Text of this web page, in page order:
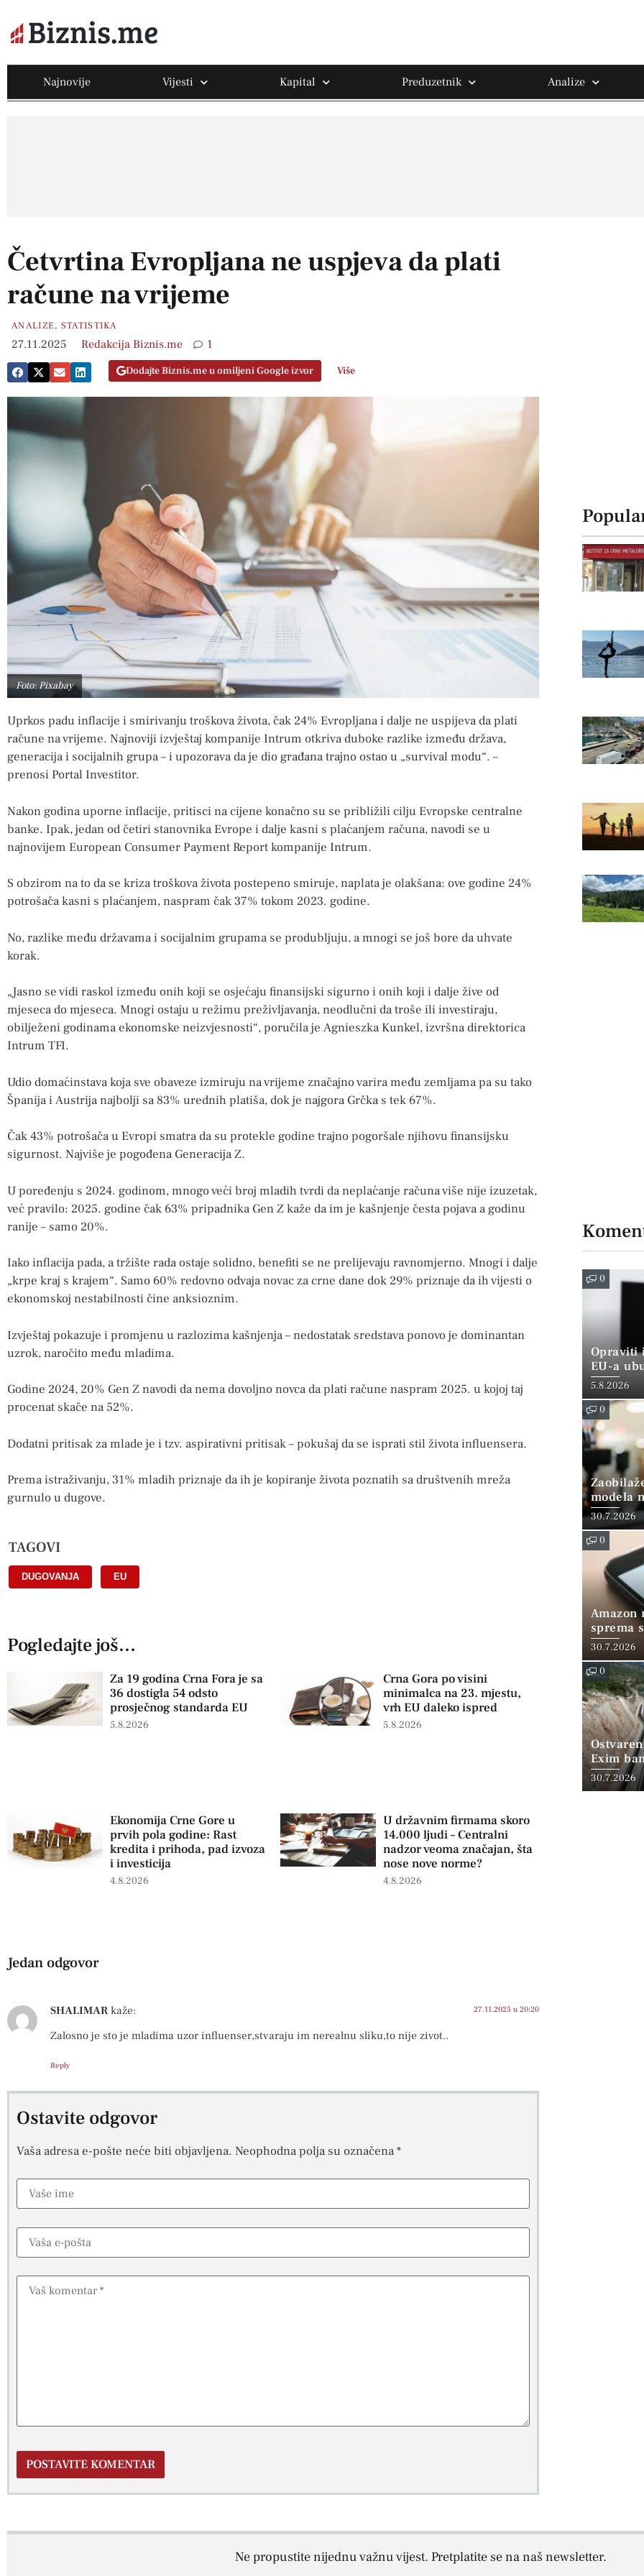
Najnovije Vijesti Kapital Preduzetnik Analize
Četvrtina Evropljana ne uspjeva da plati
račune na vrijeme
ANALIZE, STATISTIKA
27.11.2025 Redakcija Biznis.me 1
Dodajte Biznis.me u omiljeni Google izvor Više
Foto: Pixabay
Uprkos padu inflacije i smirivanju troškova života, čak 24% Evropljana i dalje ne uspijeva da plati
račune na vrijeme. Najnoviji izvještaj kompanije Intrum otkriva duboke razlike između država,
generacija i socijalnih grupa – i upozorava da je dio građana trajno ostao u „survival modu“. –
prenosi Portal Investitor.
Nakon godina uporne inflacije, pritisci na cijene konačno su se približili cilju Evropske centralne
banke. Ipak, jedan od četiri stanovnika Evrope i dalje kasni s plaćanjem računa, navodi se u
najnovijem European Consumer Payment Report kompanije Intrum.
S obzirom na to da se kriza troškova života postepeno smiruje, naplata je olakšana: ove godine 24%
potrošača kasni s plaćanjem, naspram čak 37% tokom 2023. godine.
No, razlike među državama i socijalnim grupama se produbljuju, a mnogi se još bore da uhvate
korak.
„Jasno se vidi raskol između onih koji se osjećaju finansijski sigurno i onih koji i dalje žive od
mjeseca do mjeseca. Mnogi ostaju u režimu preživljavanja, neodlučni da troše ili investiraju,
obilježeni godinama ekonomske neizvjesnosti“, poručila je Agnieszka Kunkel, izvršna direktorica
Intrum TFI.
Udio domaćinstava koja sve obaveze izmiruju na vrijeme značajno varira među zemljama pa su tako
Španija i Austrija najbolji sa 83% urednih platiša, dok je najgora Grčka s tek 67%.
Čak 43% potrošača u Evropi smatra da su protekle godine trajno pogoršale njihovu finansijsku
sigurnost. Najviše je pogođena Generacija Z.
U poređenju s 2024. godinom, mnogo veći broj mladih tvrdi da neplaćanje računa više nije izuzetak,
već pravilo: 2025. godine čak 63% pripadnika Gen Z kaže da im je kašnjenje česta pojava a godinu
ranije – samo 20%.
Iako inflacija pada, a tržište rada ostaje solidno, benefiti se ne prelijevaju ravnomjerno. Mnogi i dalje
„krpe kraj s krajem“. Samo 60% redovno odvaja novac za crne dane dok 29% priznaje da ih vijesti o
ekonomskoj nestabilnosti čine anksioznim.
Izvještaj pokazuje i promjenu u razlozima kašnjenja – nedostatak sredstava ponovo je dominantan
uzrok, naročito među mladima.
Godine 2024, 20% Gen Z navodi da nema dovoljno novca da plati račune naspram 2025. u kojoj taj
procenat skače na 52%.
Dodatni pritisak za mlade je i tzv. aspirativni pritisak – pokušaj da se isprati stil života influensera.
Prema istraživanju, 31% mladih priznaje da ih je kopiranje života poznatih sa društvenih mreža
gurnulo u dugove.
TAGOVI
DUGOVANJA EU
Pogledajte još...
Za 19 godina Crna Fora je sa
36 dostigla 54 odsto
prosječnog standarda EU
5.8.2026
Crna Gora po visini
minimalca na 23. mjestu,
vrh EU daleko ispred
5.8.2026
Ekonomija Crne Gore u
prvih pola godine: Rast
kredita i prihoda, pad izvoza
i investicija
4.8.2026
U državnim firmama skoro
14.000 ljudi – Centralni
nadzor veoma značajan, šta
nose nove norme?
4.8.2026
Jedan odgovor
SHALIMAR kaže: 27.11.2025 u 20:20
Zalosno je sto je mladima uzor influenser,stvaraju im nerealnu sliku,to nije zivot..
Reply
Ostavite odgovor
Vaša adresa e-pošte neće biti objavljena. Neophodna polja su označena*
0
Opraviti
EU-a
šta je
5.8.2026
0
modela
30.7.2026
0
Amazon
sprema
dolara u
30.7.2026
0
Exim
30.7.2026
Ne propustite nijednu važnu vijest. Pretplatite se na naš newsletter.